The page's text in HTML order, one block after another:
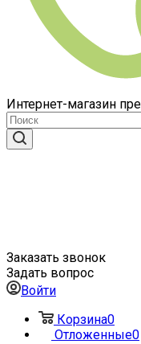
Интернет-магазин
Заказать звонок
Задать вопрос
Войти
Корзина0
Отложенные0